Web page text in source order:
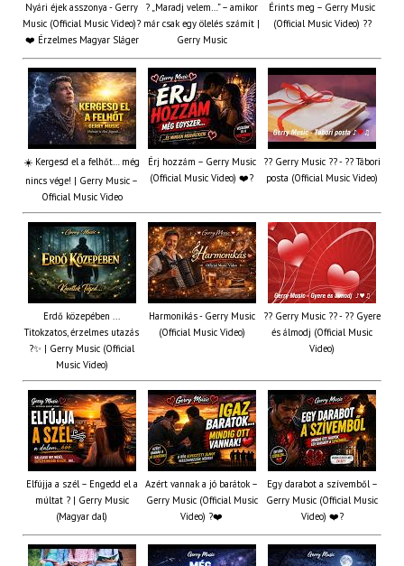
Nyári éjek asszonya - Gerry
Music (Official Music Video)?
❤️ Érzelmes Magyar Sláger
? „Maradj velem…” – amikor
már csak egy ölelés számít |
Gerry Music
Érints meg – Gerry Music
(Official Music Video) ??
☀️ Kergesd el a felhőt… még
nincs vége! | Gerry Music –
Official Music Video
Érj hozzám – Gerry Music
(Official Music Video) ❤️?
?? Gerry Music ?? - ?? Tábori
posta (Official Music Video)
Erdő közepében ...
Titokzatos, érzelmes utazás
?✨ | Gerry Music (Official
Music Video)
Harmonikás - Gerry Music
(Official Music Video)
?? Gerry Music ?? - ?? Gyere
és álmodj (Official Music
Video)
Elfújja a szél – Engedd el a
múltat ? | Gerry Music
(Magyar dal)
Azért vannak a jó barátok –
Gerry Music (Official Music
Video) ?❤️
Egy darabot a szívemből –
Gerry Music (Official Music
Video) ❤️?